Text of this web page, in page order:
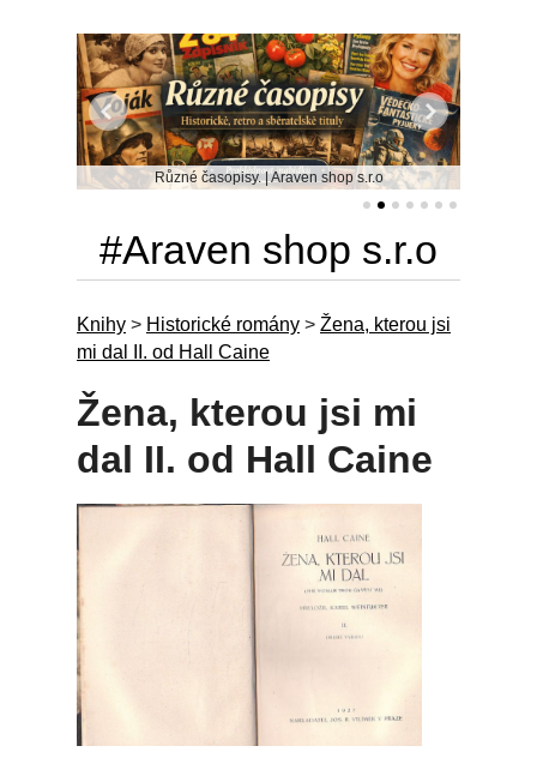
Různé časopisy. | Araven shop s.r.o
#Araven shop s.r.o
Knihy > Historické romány > Žena, kterou jsi
mi dal II. od Hall Caine
Žena, kterou jsi mi
dal II. od Hall Caine